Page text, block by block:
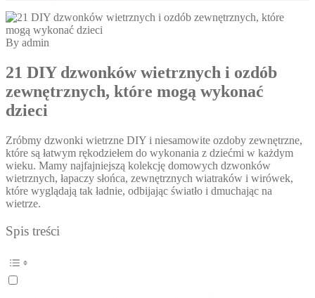
By admin
21 DIY dzwonków wietrznych i ozdób
zewnętrznych, które mogą wykonać
dzieci
Zróbmy dzwonki wietrzne DIY i niesamowite ozdoby zewnętrzne,
które są łatwym rękodziełem do wykonania z dziećmi w każdym
wieku. Mamy najfajniejszą kolekcję domowych dzwonków
wietrznych, łapaczy słońca, zewnętrznych wiatraków i wirówek,
które wyglądają tak ładnie, odbijając światło i dmuchając na
wietrze.
Spis treści